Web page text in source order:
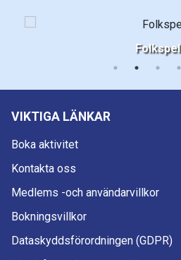
Folkspel
VIKTIGA LÄNKAR
Boka aktivitet
Kontakta oss
Medlems -och användarvillkor
Bokningsvillkor
Dataskyddsförordningen (GDPR)